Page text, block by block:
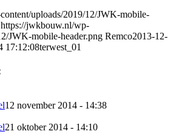
uploads/2019/12/JWK-mobile-
https://jwkbouw.nl/wp-
JWK-mobile-header.png Remco2013-12-
17:12:08terwest_01
12 november 2014 - 14:38
21 oktober 2014 - 14:10